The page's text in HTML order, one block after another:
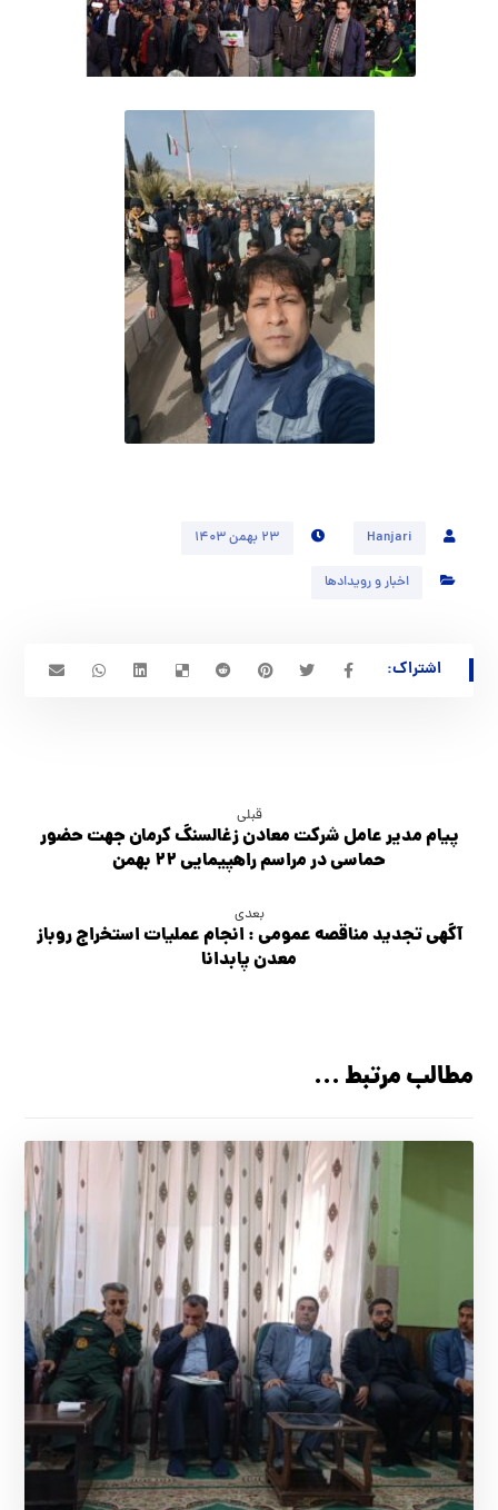
Hanjari ۲۳ بهمن ۱۴۰۳
اخبار و رویدادها
قبلی
پیام مدیر عامل شرکت معادن زغالسنگ کرمان جهت حضور
حماسی در مراسم راهپیمایی ۲۲ بهمن
بعدی
آگهي تجديد مناقصه عمومي : انجام عملیات استخراج روباز
معدن پابدانا
مطالب مرتبط ...